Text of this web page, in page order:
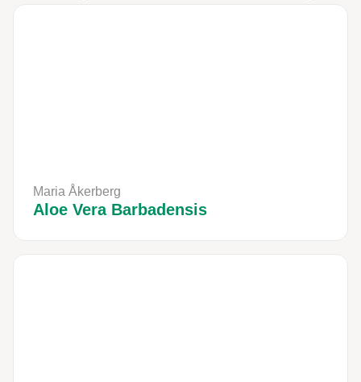
Maria Åkerberg
Aloe Vera Barbadensis